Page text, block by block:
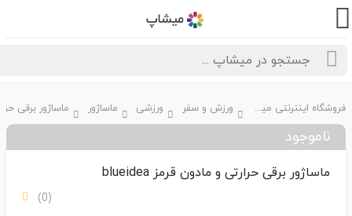
فروشگاه اینترنتی میشاپ ورزش و سفر ورزشی ماساژور
ناموجود
ماساژور برقی حرارتی و مادون قرمز blueidea